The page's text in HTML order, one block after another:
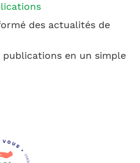
des actualités de
publications en un simple